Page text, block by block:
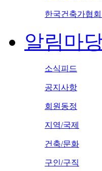
한국건축가협
알림마
소식피드
공지사항
회원동정
지역/국제
건축/문화
구인/구직